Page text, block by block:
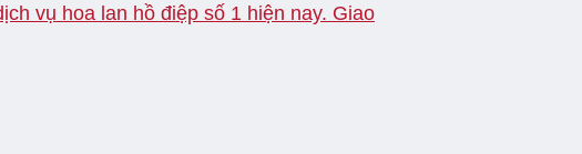
vụ hoa lan hồ điệp số 1 hiện nay. Giao